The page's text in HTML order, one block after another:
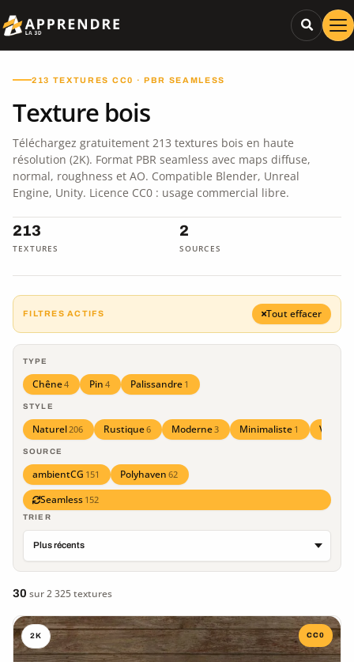
213 TEXTURES CC0 · PBR SEAMLESS
Texture bois
Téléchargez gratuitement 213 textures bois en haute
résolution (2K). Format PBR seamless avec maps diffuse,
normal, roughness et AO. Compatible Blender, Unreal
Engine, Unity. Licence CC0 : usage commercial libre.
213
TEXTURES
2
SOURCES
FILTRES ACTIFS Tout effacer
TYPE
Chêne4 Pin 4 Palissandre 1
STYLE
Naturel 206 Rustique6 Moderne 3 Minimaliste 1 Vintage
SOURCE
ambientCG 151 Polyhaven 62
Seamless 152
TRIER
30 sur 2 325 textures
2K CC0